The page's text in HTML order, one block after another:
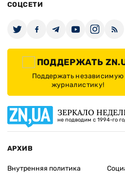
СОЦСЕТИ
ПОДДЕРЖАТЬ
Поддержать независимую
журналистику!
ЗЕРКАЛО
не подводим с 1994-го
АРХИВ
Внутренняя политика